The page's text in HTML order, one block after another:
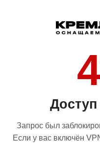
Доступ
Запрос был
Если у вас включён